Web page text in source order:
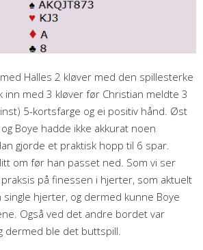
Halles 2 kløver med den spillesterke
inn med 3 kløver før Christian meldte 3
5-kortsfarge og ei positiv hånd. Øst
Boye hadde ikke akkurat noen
gjorde et praktisk hopp til 6 spar.
om før han passet ned. Som vi ser
på finessen i hjerter, som aktuelt
single hjerter, og dermed kunne Boye
Også ved det andre bordet var
dermed ble det buttspill.